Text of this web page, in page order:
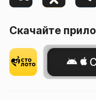
Скачайте